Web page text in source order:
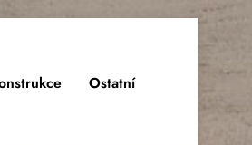
Ostatní